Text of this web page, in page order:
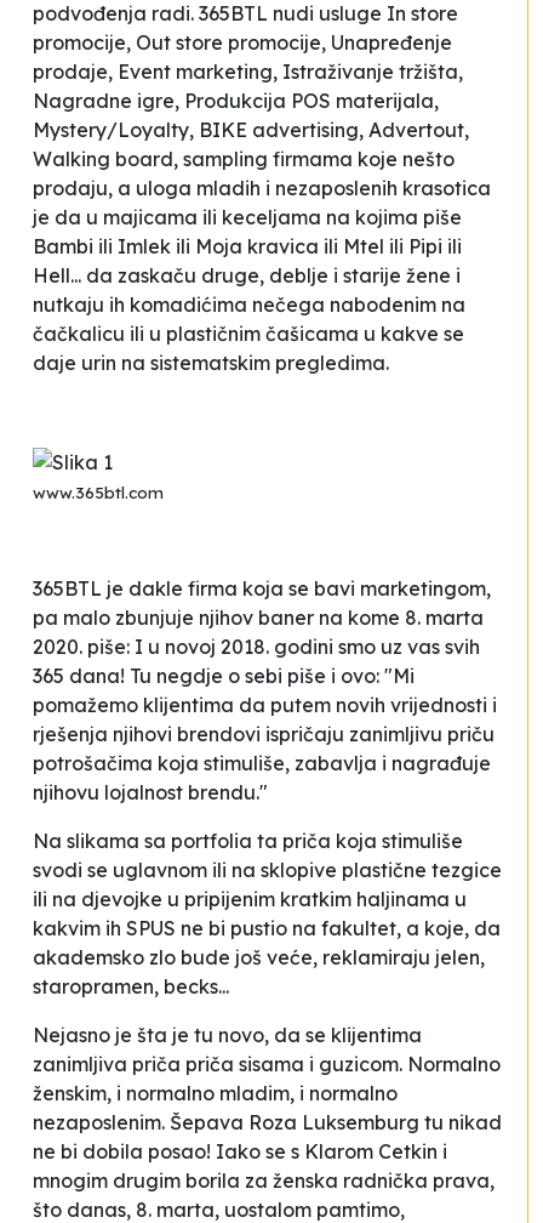
podvođenja radi. 365BTL nudi usluge In store
promocije, Out store promocije, Unapređenje
prodaje, Event marketing, Istraživanje tržišta,
Nagradne igre, Produkcija POS materijala,
Mystery/Loyalty, BIKE advertising, Advertout,
Walking board, sampling firmama koje nešto
prodaju, a uloga mladih i nezaposlenih krasotica
je da u majicama ili keceljama na kojima piše
Bambi ili Imlek ili Moja kravica ili Mtel ili Pipi ili
Hell... da zaskaču druge, deblje i starije žene i
nutkaju ih komadićima nečega nabodenim na
čačkalicu ili u plastičnim čašicama u kakve se
daje urin na sistematskim pregledima.
www.365btl.com
365BTL je dakle firma koja se bavi marketingom,
pa malo zbunjuje njihov baner na kome 8. marta
2020. piše: I u novoj 2018. godini smo uz vas svih
365 dana! Tu negdje o sebi piše i ovo: "Mi
pomažemo klijentima da putem novih vrijednosti i
rješenja njihovi brendovi ispričaju zanimljivu priču
potrošačima koja stimuliše, zabavlja i nagrađuje
njihovu lojalnost brendu."
Na slikama sa portfolia ta priča koja stimuliše
svodi se uglavnom ili na sklopive plastične tezgice
ili na djevojke u pripijenim kratkim haljinama u
kakvim ih SPUS ne bi pustio na fakultet, a koje, da
akademsko zlo bude još veće, reklamiraju jelen,
staropramen, becks...
Nejasno je šta je tu novo, da se klijentima
zanimljiva priča priča sisama i guzicom. Normalno
ženskim, i normalno mladim, i normalno
nezaposlenim. Šepava Roza Luksemburg tu nikad
ne bi dobila posao! Iako se s Klarom Cetkin i
mnogim drugim borila za ženska radnička prava,
što danas, 8. marta, uostalom pamtimo,